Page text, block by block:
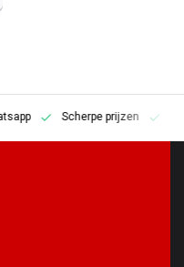
Scherpe prijzen